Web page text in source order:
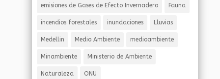
emisiones de Gases de Efecto Invernadero Fauna
incendios forestales inundaciones Lluvias
Medellin Medio Ambiente medioambiente
Minambiente Ministerio de Ambiente
Naturaleza ONU